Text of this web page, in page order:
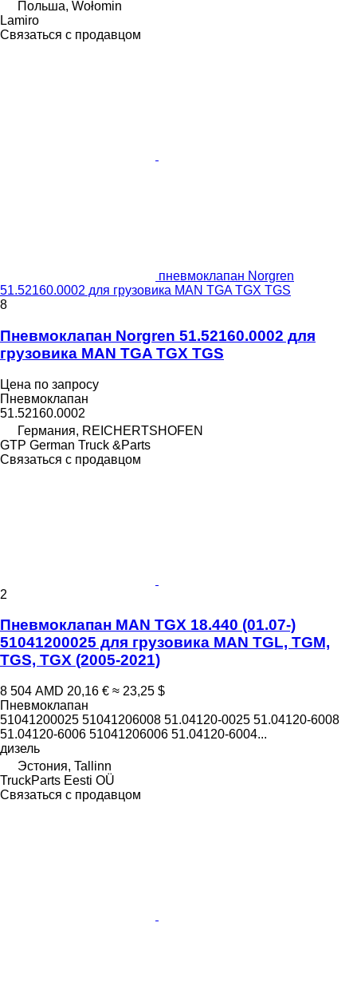
Польша, Wołomin
Lamiro
Связаться с продавцом
пневмоклапан Norgren
51.52160.0002 для грузовика MAN TGA TGX TGS
8
Пневмоклапан Norgren 51.52160.0002 для
грузовика MAN TGA TGX TGS
Цена по запросу
Пневмоклапан
51.52160.0002
Германия, REICHERTSHOFEN
GTP German Truck &Parts
Связаться с продавцом
2
Пневмоклапан MAN TGX 18.440 (01.07-)
51041200025 для грузовика MAN TGL, TGM,
TGS, TGX (2005-2021)
8 504 AMD 20,16 € ≈ 23,25 $
Пневмоклапан
51041200025 51041206008 51.04120-0025 51.04120-6008
51.04120-6006 51041206006 51.04120-6004...
дизель
Эстония, Tallinn
TruckParts Eesti OÜ
Связаться с продавцом